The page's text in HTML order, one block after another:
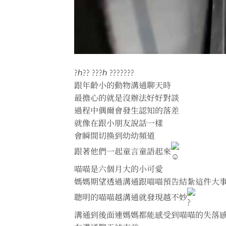
?ℎ?? ???ℎ ???????
跟年齡小的動物溝通聊天時
最擔心的就是沒辦法好好對談
過程中偶爾會發生認知的落差
就像在跟小朋友說話一樣
會瞬間切換到幼幼頻道
跟著他們一起童言童語起來
喵喵是六個月大的小可愛
媽媽期望透過溝通跟喵喵預告結紮這件大
聰明的喵喵越溝通就發現越不妙
溝通到後面連媽媽都能感受到喵喵的失落